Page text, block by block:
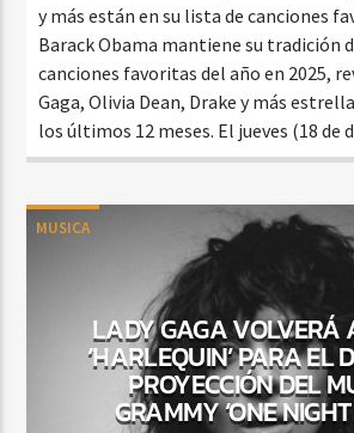
y más están en su lista de canciones
Barack Obama mantiene su tradición
canciones favoritas del año en 2025,
Gaga, Olivia Dean, Drake y más
los últimos 12 meses. El jueves (18
MUSICA
LADY GAGA VOLVERÁ
‘HARLEQUIN’ PARA EL
PROYECCIÓN DEL
GRAMMY ‘ONE